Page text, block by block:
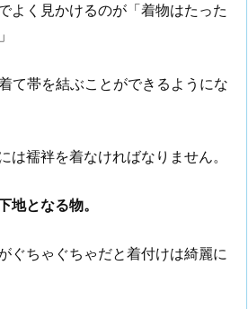
よく見かけるのが「着物はたった
て帯を結ぶことができるようにな
は襦袢を着なければなりません。
地となる物。
ぐちゃぐちゃだと着付けは綺麗に